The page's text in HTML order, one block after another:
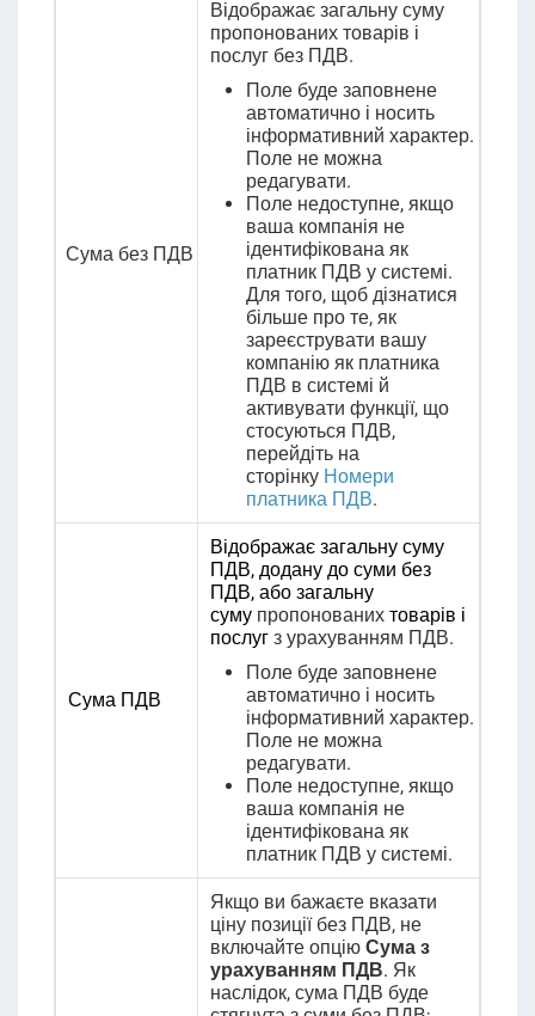
Сума без ПДВ
Відображає загальну суму
пропонованих товарів і
послуг без ПДВ.
Поле буде заповнене
автоматично і носить
інформативний характер.
Поле не можна
редагувати.
Поле недоступне, якщо
ваша компанія не
ідентифікована як
платник ПДВ у системі.
Для того, щоб дізнатися
більше про те, як
зареєструвати вашу
компанію як платника
ПДВ в системі й
активувати функції, що
стосуються ПДВ,
перейдіть на
сторінку Номери
платника ПДВ.
Сума ПДВ
Відображає загальну суму
ПДВ, додану до суми без
ПДВ, або загальну
суму пропонованихтоварів і
послуг з урахуванням ПДВ.
Поле буде заповнене
автоматично і носить
інформативний характер.
Поле не можна
редагувати.
Поле недоступне, якщо
ваша компанія не
ідентифікована як
платник ПДВ у системі.
Якщо ви бажаєте вказати
ціну позиції без ПДВ, не
включайте опціюСума з
урахуванням ПДВ. Як
наслідок, сума ПДВ буде